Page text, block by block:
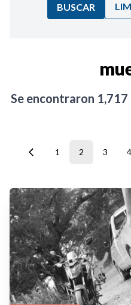
BUSCAR
Se encontraron 1,717
1 2 3 4